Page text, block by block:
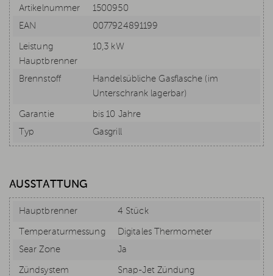
Artikelnummer
1500950
EAN
0077924891199
Leistung
Hauptbrenner
10,3 kW
Brennstoff
Handelsübliche Gasflasche (im
Unterschrank lagerbar)
Garantie
bis 10 Jahre
Typ
Gasgrill
AUSSTATTUNG
Hauptbrenner 4 Stück
Temperaturmessung
Digitales Thermometer
Sear Zone
Ja
Zündsystem Snap-Jet Zündung